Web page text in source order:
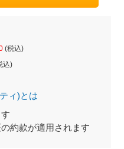
(税込)
込)
ィ)とは
約款が適用されます